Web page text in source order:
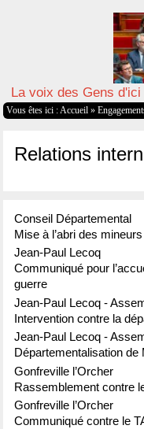
La voix des Gens d'ici
Vous êtes ici : Accueil »
Relations
Conseil Départemental
Mise à l’abri des
Jean-Paul Lecoq
Communiqué pour
guerre
Jean-Paul Lecoq -
Intervention contre la
Jean-Paul Lecoq -
Départementalisation de
Gonfreville l’Orcher
Rassemblement contre
Gonfreville l’Orcher
Communiqué contre le